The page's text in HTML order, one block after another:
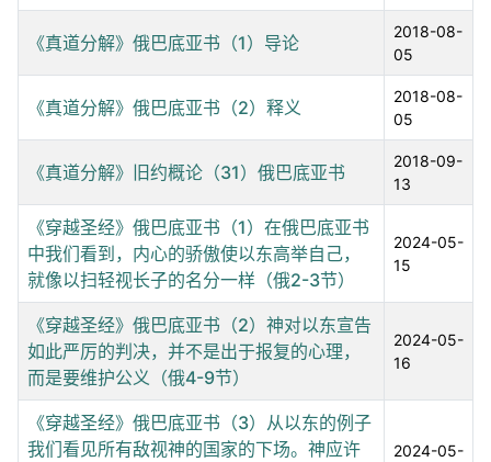
《真道分解》俄巴底亚书（1）导论
2018-08-
05
《真道分解》俄巴底亚书（2）释义
2018-08-
05
《真道分解》旧约概论（31）俄巴底亚书
2018-09-
13
《穿越圣经》俄巴底亚书（1）在俄巴底亚书
中我们看到，内心的骄傲使以东高举自己，
就像以扫轻视长子的名分一样（俄2-3节）
2024-05-
15
《穿越圣经》俄巴底亚书（2）神对以东宣告
如此严厉的判决，并不是出于报复的心理，
而是要维护公义（俄4-9节）
2024-05-
16
《穿越圣经》俄巴底亚书（3）从以东的例子
我们看见所有敌视神的国家的下场。神应许
2024-05-